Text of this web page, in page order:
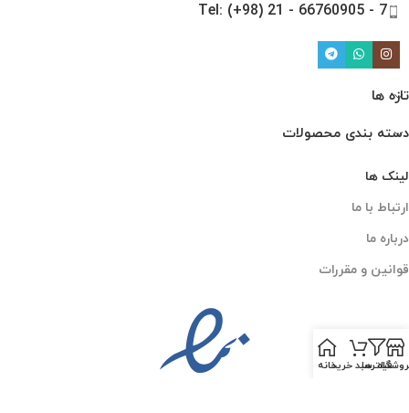
Tel: (+98) 21 - 66760905 - 7
تازه ها
دسته بندی محصولات
لینک ها
ارتباط با ما
درباره ما
قوانین و مقررات
فیلترهاسبد خریدخانه